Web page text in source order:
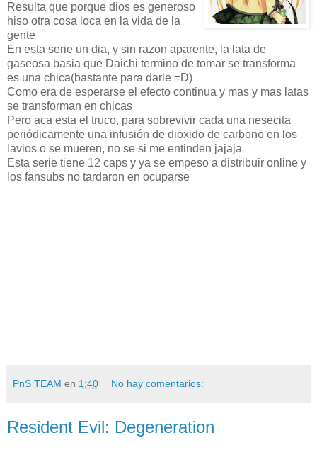
Resulta que porque dios es generoso
hiso otra cosa loca en la vida de la
gente
En esta serie un dia, y sin razon aparente, la lata de
gaseosa basia que Daichi termino de tomar se transforma
es una chica(bastante para darle =D)
Como era de esperarse el efecto continua y mas y mas latas
se transforman en chicas
Pero aca esta el truco, para sobrevivir cada una nesecita
periódicamente una infusión de dioxido de carbono en los
lavios o se mueren, no se si me entinden jajaja
Esta serie tiene 12 caps y ya se empeso a distribuir online y
los fansubs no tardaron en ocuparse
PnS TEAM en 1:40 No hay comentarios:
Resident Evil: Degeneration